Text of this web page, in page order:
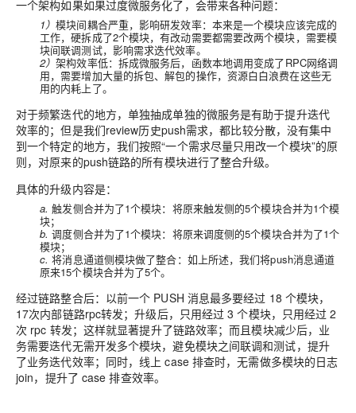
一个架构如果如果过度微服务化了，会带来各种问题：
1）模块间耦合严重，影响研发效率：本来是一个模块应该完成的
工作，硬拆成了2个模块，有改动需要都需要改两个模块，需要模
块间联调测试，影响需求迭代效率。
2）架构效率低：拆成微服务后，函数本地调用变成了RPC网络调
用，需要增加大量的拆包、解包的操作，资源白白浪费在这些无
用的内耗上了。
对于频繁迭代的地方，单独抽成单独的微服务是有助于提升迭代
效率的；但是我们review历史push需求，都比较分散，没有集中
到一个特定的地方，我们按照“一个需求尽量只用改一个模块”的原
则，对原来的push链路的所有模块进行了整合升级。
具体的升级内容是：
a.触发侧合并为了1个模块：将原来触发侧的5个模块合并为1个模
块；
b.调度侧合并为了1个模块：将原来调度侧的5个模块合并为了1个
模块；
c.将消息通道侧模块做了整合：如上所述，我们将push消息通道
原来15个模块合并为了5个。
经过链路整合后：以前一个 PUSH 消息最多要经过 18 个模块，
17次内部链路rpc转发；升级后，只用经过 3 个模块，只用经过 2
次 rpc 转发；这样就显著提升了链路效率；而且模块减少后，业
务需要迭代无需开发多个模块，避免模块之间联调和测试，提升
了业务迭代效率；同时，线上 case 排查时，无需做多模块的日志
join，提升了 case 排查效率。